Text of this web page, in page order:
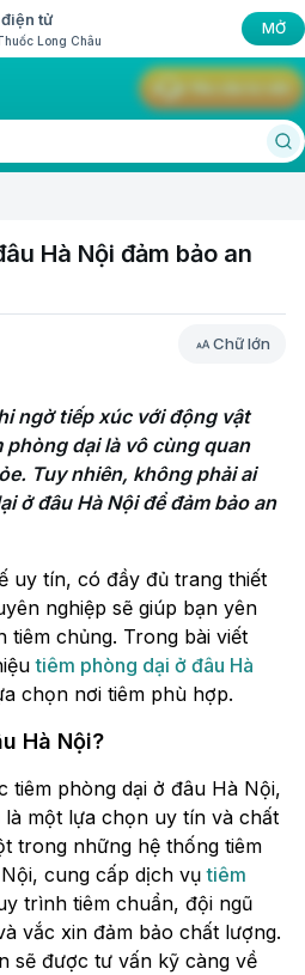
tử
Long Châu
MỞ
Hà Nội đảm bảo an
Chữ lớn
Chữ lớn
ngờ tiếp xúc với động vật
phòng dại là vô cùng quan
Tuy nhiên, không phải ai
ở đâu Hà Nội để đảm bảo an
uy tín, có đầy đủ trang thiết
nghiệp sẽ giúp bạn yên
chủng. Trong bài viết
tiêm phòng dại ở đâu Hà
chọn nơi tiêm phù hợp.
Hà Nội?
tiêm phòng dại ở đâu Hà Nội,
là một lựa chọn uy tín và chất
trong những hệ thống tiêm
cung cấp dịch vụtiêm
trình tiêm chuẩn, đội ngũ
vắc xin đảm bảo chất lượng.
sẽ được tư vấn kỹ càng về